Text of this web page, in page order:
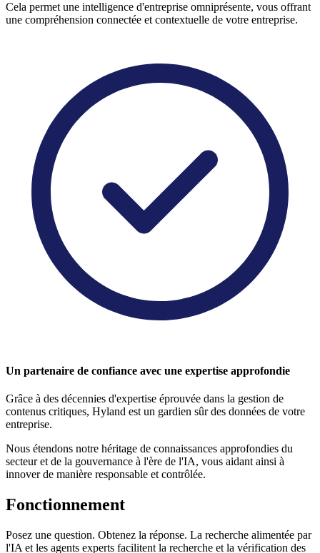
Cela permet une intelligence d'entreprise omniprésente, vous offrant
une compréhension connectée et contextuelle de votre entreprise.
Un partenaire de confiance avec une expertise approfondie
Grâce à des décennies d'expertise éprouvée dans la gestion de
contenus critiques, Hyland est un gardien sûr des données de votre
entreprise.
Nous étendons notre héritage de connaissances approfondies du
secteur et de la gouvernance à l'ère de l'IA, vous aidant ainsi à
innover de manière responsable et contrôlée.
Fonctionnement
Posez une question. Obtenez la réponse. La recherche alimentée par
l'IA et les agents experts facilitent la recherche et la vérification des